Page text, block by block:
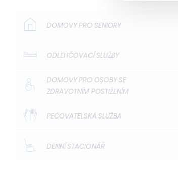
DOMOVY PRO SENIORY
ODLEHČOVACÍ SLUŽBY
DOMOVY PRO OSOBY SE
ZDRAVOTNÍM POSTIŽENÍM
PEČOVATELSKÁ SLUŽBA
DENNÍ STACIONÁŘ